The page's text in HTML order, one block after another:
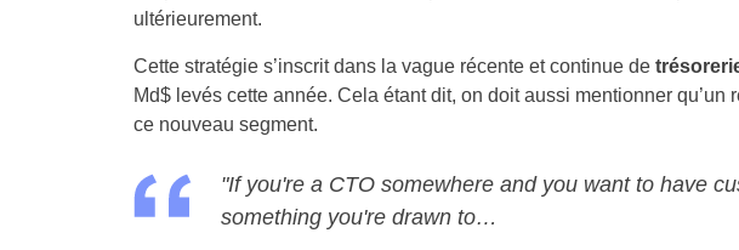
ultérieurement.
Cette stratégie s’inscrit dans la vague récente et continue de
Md$ levés cette année. Cela étant dit, on doit aussi mentionner
ce nouveau segment.
"If you're a CTO somewhere and you want to have
something you're drawn to…